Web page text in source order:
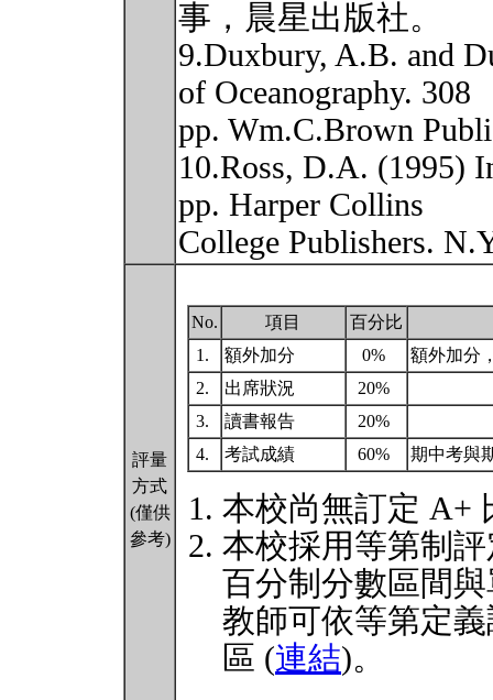
事，晨星出版社。
9.Duxbury, A.B. and
of Oceanography. 308
pp. Wm.C.Brown
10.Ross, D.A. (1995)
pp. Harper Collins
College Publishers.
評量
方式
(僅供
參考)
No. 項目
百分比
1.
額外加分 0%
額外加分
2.
出席狀況
20%
3.
讀書報告
20%
4.
考試成績 60% 期中考與
本校尚無訂定 A+
本校採用等第制
百分制分數區間
教師可依等第定
區 (連結)。